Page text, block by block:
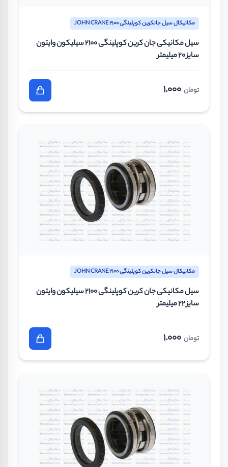
مکانیکال سیل جانکرین کوپلینگی JOHN CRANE 2100
سیل مکانیکی جان کرین کوپلینگی 2100 سیلیکون وایتون
سایز 20 میلیمتر
تومان 1.000
مکانیکال سیل جانکرین کوپلینگی JOHN CRANE 2100
سیل مکانیکی جان کرین کوپلینگی 2100 سیلیکون وایتون
سایز 22 میلیمتر
تومان 1.000